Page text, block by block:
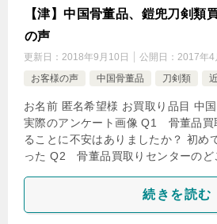
【津】中国骨董品、鎧兜刀剣
の声
更新日： 2018年9月10日 公開日： 2017年4
お客様の声
中国骨董品 刀剣類
お名前 匿名希望様 お買取り品目 中
実際のアンケート画像 Q1 骨董品買
ることに不安はありましたか？ 初め
った Q2 骨董品買取りセンターの
続きを読む